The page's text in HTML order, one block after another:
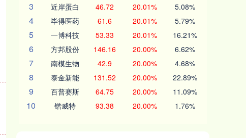
3 近岸蛋白 46.72 20.01% 5.08%
4 毕得医药 61.6 20.01% 5.79%
5 一博科技 53.33 20.01% 16.21%
6 方邦股份 146.16 20.00% 6.62%
7 南模生物 42.9 20.00% 4.68%
8 泰金新能 131.52 20.00% 22.89%
9 百普赛斯 64.75 20.00% 11.09%
10 锴威特 93.38 20.00% 1.76%